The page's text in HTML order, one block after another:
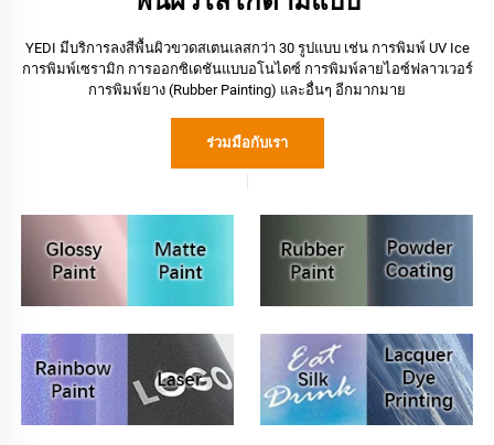
YEDI มีบริการลงสีพื้นผิวขวดสเตนเลสกว่า 30 รูปแบบ เช่น การพิมพ์ UV Ice
การพิมพ์เซรามิก การออกซิเดชันแบบอโนไดซ์ การพิมพ์ลายไอซ์ฟลาวเวอร์
การพิมพ์ยาง (Rubber Painting) และอื่นๆ อีกมากมาย
ร่วมมือกับเรา